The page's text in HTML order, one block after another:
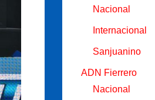
Nacional
Internacional
Sanjuanino
ADN Fierrero
Nacional